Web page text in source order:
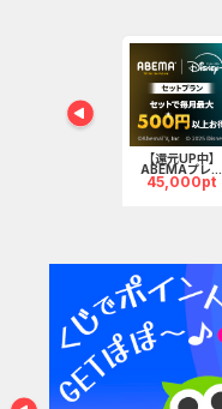
【還元UP中】
ABEMAプレ...
45,000pt